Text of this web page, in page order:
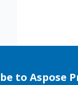
to Aspose